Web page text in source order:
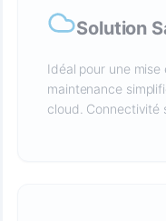
Solution
Idéal pour une
maintenance
cloud. Connectivité